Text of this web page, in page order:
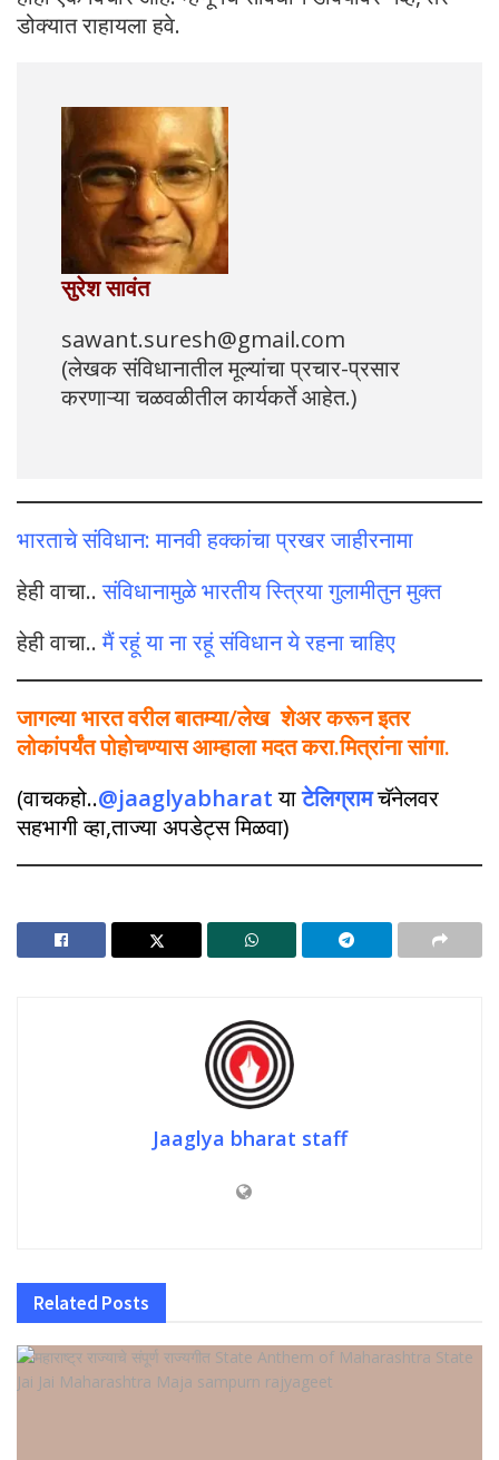
डोक्यात राहायला हवे.
सुरेश सावंत
sawant.suresh@gmail.com
(लेखक संविधानातील मूल्यांचा प्रचार-प्रसार
करणाऱ्या चळवळीतील कार्यकर्ते आहेत.)
भारताचे संविधान: मानवी हक्कांचा प्रखर जाहीरनामा
हेही वाचा..संविधानामुळे भारतीय स्त्रिया गुलामीतुन मुक्त
हेही वाचा..मैं रहूं या ना रहूं संविधान ये रहना चाहिए
जागल्या भारत वरील बातम्या/लेख शेअर करून इतर
लोकांपर्यंत पोहोचण्यास आम्हाला मदत करा.मित्रांना सांगा.
(वाचकहो..@jaaglyabharat याटेलिग्रामचॅनेलवर
सहभागी व्हा,ताज्या अपडेट्स मिळवा)
Jaaglya bharat staff
Related Posts